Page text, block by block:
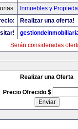
Inmuebles y
Realizar una oferta!
Serán consideradas
Realizar una Oferta
Precio Ofrecido $